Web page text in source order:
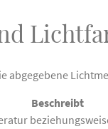
abgegebene
Beschreibt